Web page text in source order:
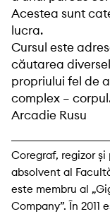
Acestea sunt
lucra.
Cursul este
căutarea
propriului fel de
complex –
Arcadie Rusu
Coregraf, regizor și
absolvent al
este membru al
Company”. În 2011